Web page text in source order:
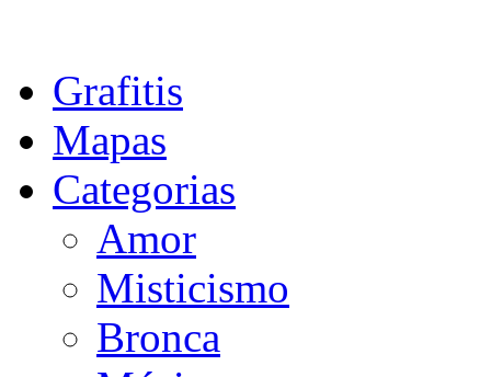
Grafitis
Mapas
Categorias
Amor
Misticismo
Bronca